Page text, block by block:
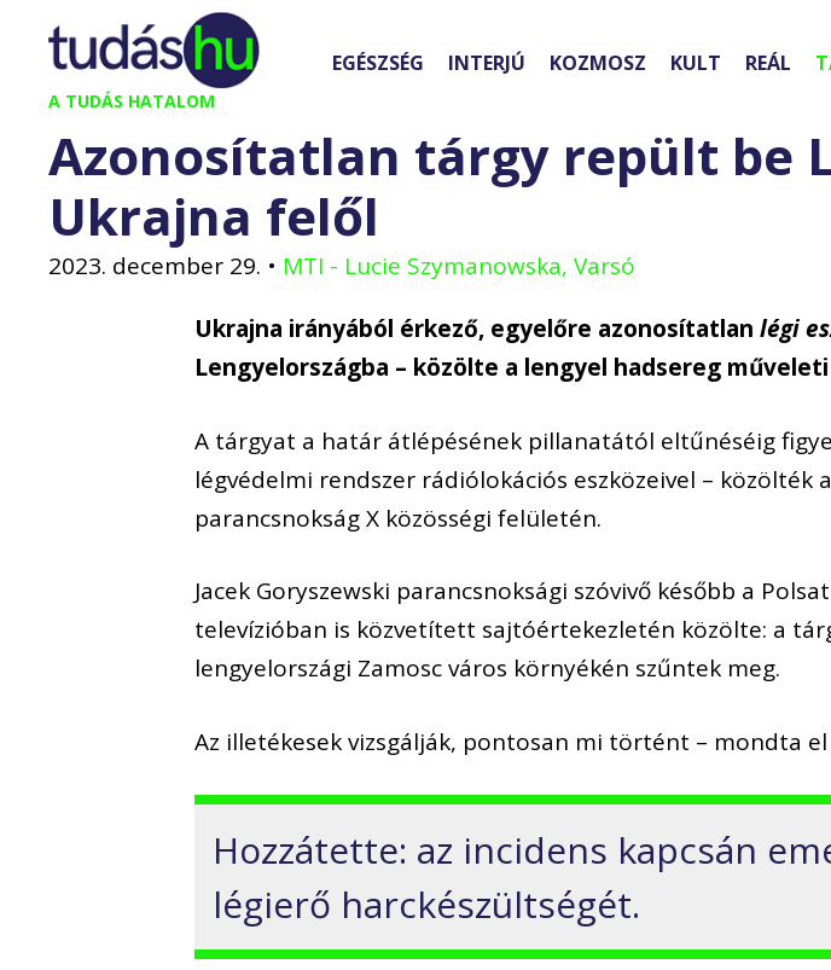
Kilépés
tartalomba
A TUDÁS HATALOM
EGÉSZSÉG INTERJÚ KOZMOSZ KULT REÁL
Azonosítatlan tárgy repült be
Ukrajna felől
2023. december 29. • MTI - Lucie Szymanowska, Varsó
Ukrajna irányából érkező, egyelőre azonosítatlanlégi
Lengyelországba – közölte a lengyel hadsereg
A tárgyat a határ átlépésének pillanatától eltűnéséig
légvédelmi rendszer rádiólokációs eszközeivel – közölték
parancsnokság X közösségi felületén.
Jacek Goryszewski parancsnoksági szóvivő később a
televízióban is közvetített sajtóértekezletén közölte: a
lengyelországi Zamosc város környékén szűntek meg.
Az illetékesek vizsgálják, pontosan mi történt – mondta el
Hozzátette: az incidens kapcsán
légierő harckészültségét.